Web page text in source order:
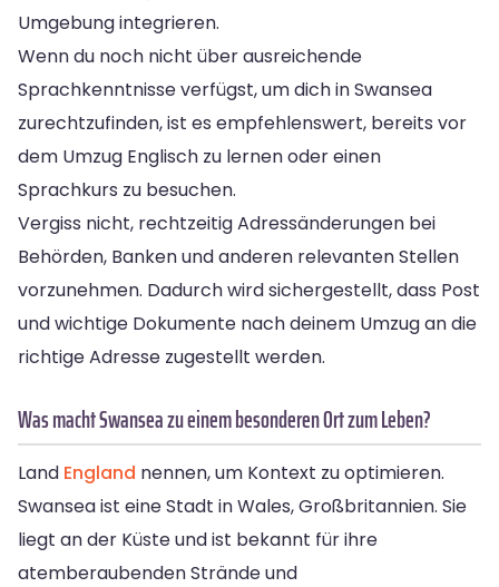
Umgebung integrieren.
Wenn du noch nicht über ausreichende
Sprachkenntnisse verfügst, um dich in Swansea
zurechtzufinden, ist es empfehlenswert, bereits vor
dem Umzug Englisch zu lernen oder einen
Sprachkurs zu besuchen.
Vergiss nicht, rechtzeitig Adressänderungen bei
Behörden, Banken und anderen relevanten Stellen
vorzunehmen. Dadurch wird sichergestellt, dass Post
und wichtige Dokumente nach deinem Umzug an die
richtige Adresse zugestellt werden.
Was macht Swansea zu einem besonderen Ort zum Leben?
Land England nennen, um Kontext zu optimieren.
Swansea ist eine Stadt in Wales, Großbritannien. Sie
liegt an der Küste und ist bekannt für ihre
atemberaubenden Strände und